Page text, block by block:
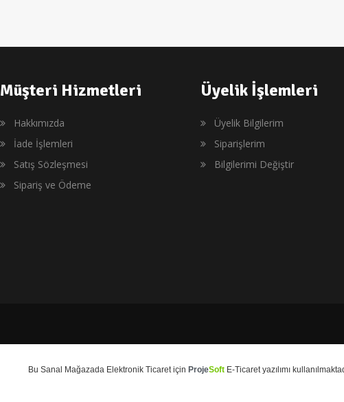
Müşteri Hizmetleri
Hakkımızda
İade İşlemleri
Satış Sözleşmesi
Sipariş ve Ödeme
Üyelik İşlemleri
Üyelik Bilgilerim
Siparişlerim
Bilgilerimi Değiştir
Bu Sanal Mağazada Elektronik Ticaretiçin ProjeSoft E-Ticaretyazılımı